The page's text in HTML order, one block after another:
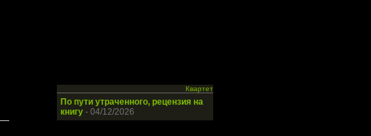
Квартет
По пути утраченного, рецензия на
книгу - 04/12/2026